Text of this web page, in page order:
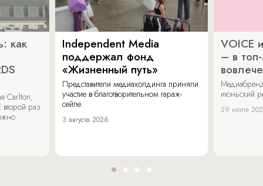
как
Carlton,
раз
Independent Media
поддержал фонд
«Жизненный путь»
Представители медиахолдинга приняли
участие в благотворительном гараж-
сейле.
3 августа 2026
VOICE
– в
июньский
29 июля